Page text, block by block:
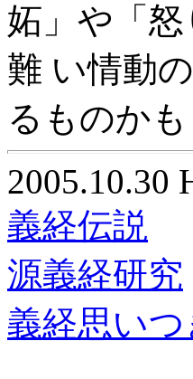
妬」や「
難 い情動
るものか
2005.10.30
義経伝説
源義経研究
義経思い